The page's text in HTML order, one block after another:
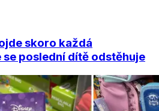
skoro každá
poslední dítě odstěhuje